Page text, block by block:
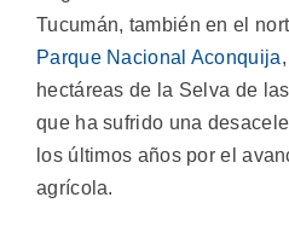
Tucumán, también en el
Parque Nacional Aconquija
hectáreas de la Selva de
que ha sufrido una
los últimos años por el
agrícola.